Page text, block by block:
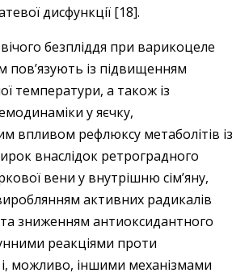
дисфункції [18].
безпліддя при варикоцеле
пов’язують із підвищенням
температури, а також із
у яєчку,
впливом рефлюксу метаболітів із
внаслідок ретроградного
вени у внутрішню сім’яну,
активних радикалів
зниженням антиоксидантного
реакціями проти
і, можливо, іншими механізмами